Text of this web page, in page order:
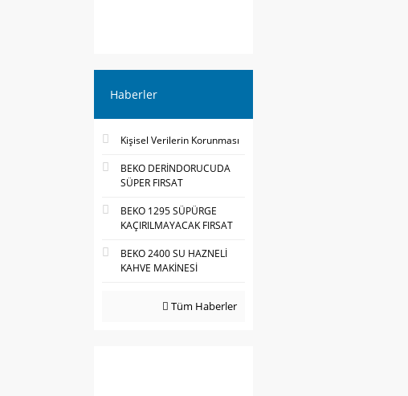
Haberler
Kişisel Verilerin Korunması
BEKO DERİNDORUCUDA
SÜPER FIRSAT
BEKO 1295 SÜPÜRGE
KAÇIRILMAYACAK FIRSAT
BEKO 2400 SU HAZNELİ
KAHVE MAKİNESİ
Tüm Haberler